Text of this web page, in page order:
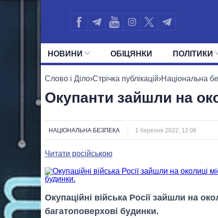
НОВИНИ ОБIЦЯНКИ ПОЛIТИКИ
УСІ ПОЛІТИКИ ПРЕЗИДЕНТ І
Слово і Діло›Стрічка публікацій›Національна
Окупанти зайшли на
НАЦІОНАЛЬНА БЕЗПЕКА 1 березня 2022, 12:06
Читати російською
Окупаційні війська Росії зайшли на
багатоповерхові будинки.